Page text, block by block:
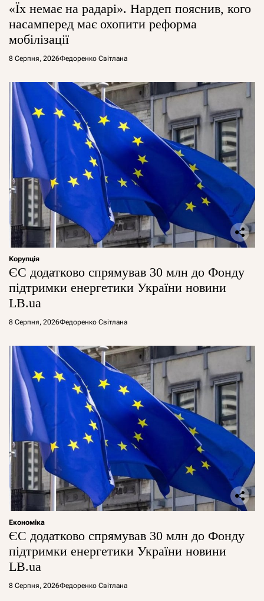
«Їх немає на радарі». Нардеп пояснив, кого
насамперед має охопити реформа
мобілізації
8 Серпня, 2026Федоренко Світлана
Корупція
ЄС додатково спрямував 30 млн до Фонду
підтримки енергетики України новини
LB.ua
8 Серпня, 2026Федоренко Світлана
Економіка
ЄС додатково спрямував 30 млн до Фонду
підтримки енергетики України новини
LB.ua
8 Серпня, 2026Федоренко Світлана